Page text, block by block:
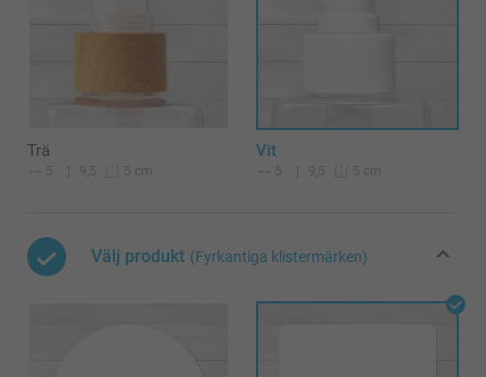
Trä
5 9,5 5 cm
Vit
5 9,5 5 cm
Välj produkt (Fyrkantiga klistermärken)